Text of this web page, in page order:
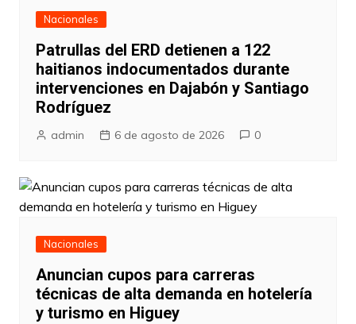
Nacionales
Patrullas del ERD detienen a 122
haitianos indocumentados durante
intervenciones en Dajabón y Santiago
Rodríguez
admin 6 de agosto de 2026 0
Nacionales
Anuncian cupos para carreras
técnicas de alta demanda en hotelería
y turismo en Higuey